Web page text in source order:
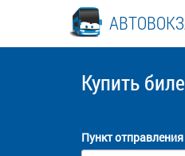
Купить
Пункт отправления